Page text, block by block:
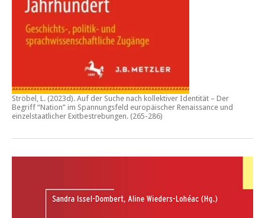
Ströbel, L. (2023d). Auf der Suche nach kollektiver Identität – Der
Begriff “Nation” im Spannungsfeld europäischer Renaissance und
einzelstaatlicher Exitbestrebungen. (265-286)